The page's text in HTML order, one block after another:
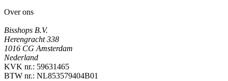
Over ons
Bisshops B.V.
Herengracht 338
1016 CG Amsterdam
Nederland
KVK nr.: 59631465
BTW nr.: NL853579404B01